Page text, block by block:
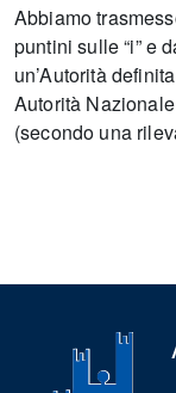
Abbiamo
puntini sulle “i” e
un’Autorità
Autorità
(secondo una